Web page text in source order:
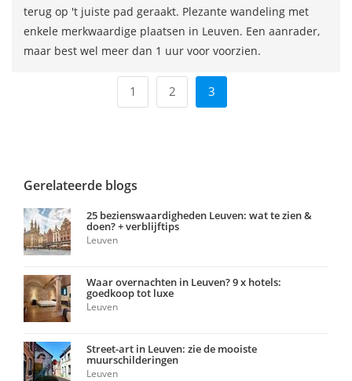
terug op 't juiste pad geraakt. Plezante wandeling met
enkele merkwaardige plaatsen in Leuven. Een aanrader,
maar best wel meer dan 1 uur voor voorzien.
1 2 3
Gerelateerde blogs
25 bezienswaardigheden Leuven: wat te zien &
doen? + verblijftips
Leuven
Waar overnachten in Leuven? 9 x hotels:
goedkoop tot luxe
Leuven
Street-art in Leuven: zie de mooiste
muurschilderingen
Leuven